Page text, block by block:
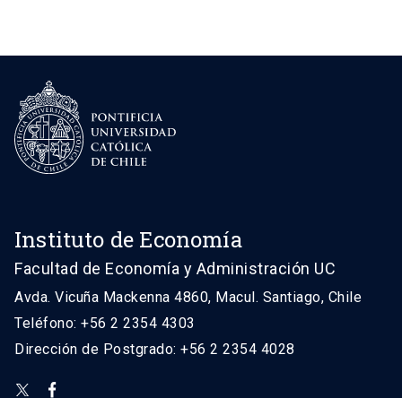
Instituto de Economía
Facultad de Economía y Administración UC
Avda. Vicuña Mackenna 4860, Macul. Santiago, Chile
Teléfono: +56 2 2354 4303
Dirección de Postgrado: +56 2 2354 4028